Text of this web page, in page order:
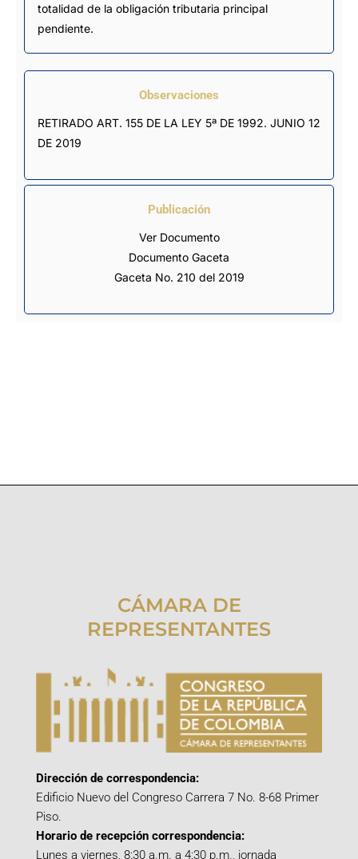
totalidad de la obligación tributaria principal
pendiente.
Observaciones
RETIRADO ART. 155 DE LA LEY 5ª DE 1992. JUNIO 12
DE 2019
Publicación
Ver Documento
Documento Gaceta
Gaceta No. 210 del 2019
CÁMARA DE
REPRESENTANTES
Dirección de correspondencia:
Edificio Nuevo del Congreso Carrera 7 No. 8-68 Primer
Piso.
Horario de recepción correspondencia:
Lunes a viernes, 8:30 a.m. a 4:30 p.m., jornada